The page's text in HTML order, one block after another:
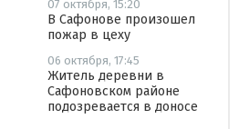
07 октября, 15:20
В Сафонове произошел
пожар в цеху
06 октября, 17:45
Житель деревни в
Сафоновском районе
подозревается в доносе